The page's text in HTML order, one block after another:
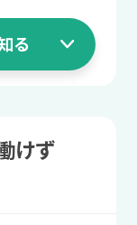
る
する
る
けず